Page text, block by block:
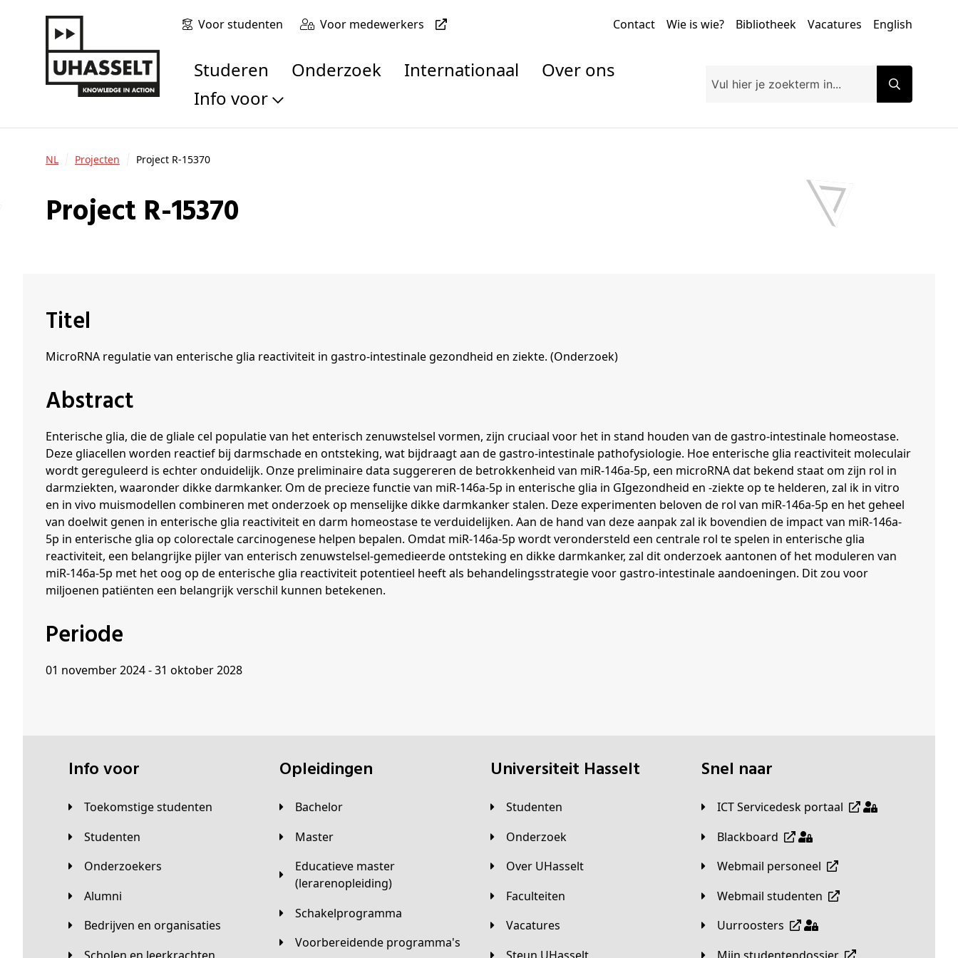
Voor studenten Voor medewerkers Contact Wie is wie? Bibliotheek Vacatures English
Studeren Onderzoek Internationaal
Over ons
Info voor
Toekomstige studenten
Studenten
Alumni
Bedrijven en organisaties
NL Projecten Project R-15370
Project R-15370
Titel
MicroRNA regulatie van enterische glia reactiviteit in gastro-intestinale gezondheid en ziekte. (Onderzoek)
Abstract
Enterische glia, die de gliale cel populatie van het enterisch zenuwstelsel vormen, zijn cruciaal voor het in stand houden van de gastro-intestinale homeostase.
Deze gliacellen worden reactief bij darmschade en ontsteking, wat bijdraagt aan de gastro-intestinale pathofysiologie. Hoe enterische glia reactiviteit moleculair
wordt gereguleerd is echter onduidelijk. Onze preliminaire data suggereren de betrokkenheid van miR-146a-5p, een microRNA dat bekend staat om zijn rol in
darmziekten, waaronder dikke darmkanker. Om de precieze functie van miR-146a-5p in enterische glia in GIgezondheid en -ziekte op te helderen, zal ik in vitro
en in vivo muismodellen combineren met onderzoek op menselijke dikke darmkanker stalen. Deze experimenten beloven de rol van miR-146a-5p en het geheel
van doelwit genen in enterische glia reactiviteit en darm homeostase te verduidelijken. Aan de hand van deze aanpak zal ik bovendien de impact van miR-146a-
5p in enterische glia op colorectale carcinogenese helpen bepalen. Omdat miR-146a-5p wordt verondersteld een centrale rol te spelen in enterische glia
reactiviteit, een belangrijke pijler van enterisch zenuwstelsel-gemedieerde ontsteking en dikke darmkanker, zal dit onderzoek aantonen of het moduleren van
miR-146a-5p met het oog op de enterische glia reactiviteit potentieel heeft als behandelingsstrategie voor gastro-intestinale aandoeningen. Dit zou voor
miljoenen patiënten een belangrijk verschil kunnen betekenen.
Periode
01 november 2024 - 31 oktober 2028
Info voor
Toekomstige studenten
Studenten
Onderzoekers
Alumni
Bedrijven en organisaties
Opleidingen
Bachelor
Master
Educatieve master
(lerarenopleiding)
Schakelprogramma
Voorbereidende programma's
universiteit Hasselt
Studenten
Onderzoek
Over UHasselt
Faculteiten
Vacatures
Snel naar
ICT Servicedesk portaal
Blackboard
Webmail personeel
Webmail studenten
Uurroosters